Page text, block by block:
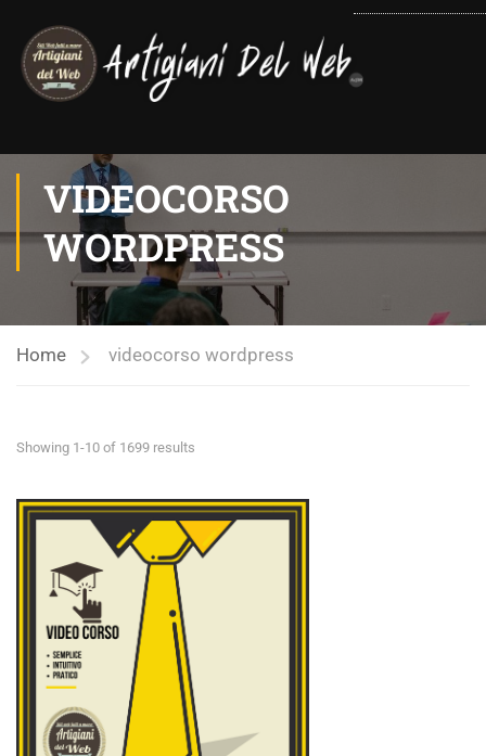
VIDEOCORSO
WORDPRESS
Home videocorso wordpress
Showing 1-10 of 1699 results